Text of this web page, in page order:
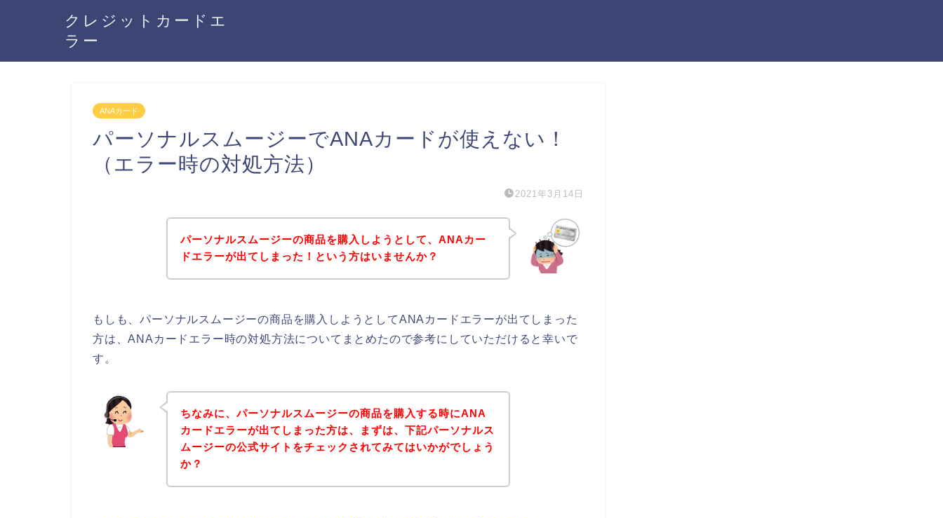
クレジットカードエ
ラー
ANAカード
パーソナルスムージーでANAカードが使えない！
（エラー時の対処方法）
2021年3月14日
パーソナルスムージーの商品を購入しようとして、ANAカー
ドエラーが出てしまった！という方はいませんか？
もしも、パーソナルスムージーの商品を購入しようとしてANAカードエラーが出てしまった
方は、ANAカードエラー時の対処方法についてまとめたので参考にしていただけると幸いで
す。
ちなみに、パーソナルスムージーの商品を購入する時にANA
カードエラーが出てしまった方は、まずは、下記パーソナルス
ムージーの公式サイトをチェックされてみてはいかがでしょう
か？